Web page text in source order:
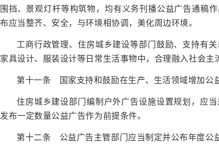
围挡、景观灯杆等构筑物，均有义务刊播公益广告通稿
布应当整齐、安全，与环境相协调，美化周边环境。
工商行政管理、住房城乡建设等部门鼓励、支持有
家具设计、服装设计等日常生活事物中，合理融入社会
第十一条 国家支持和鼓励在生产、生活领域增加公
住房城乡建设部门编制户外广告设施设置规划，应
发布一定数量公益广告作为前提条件。
第十二条 公益广告主管部门应当制定并公布年度公